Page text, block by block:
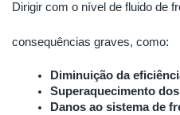
Dirigir com o nível de fluido de
consequências graves, como:
Diminuição da
Superaquecimento
Danos ao sistema de